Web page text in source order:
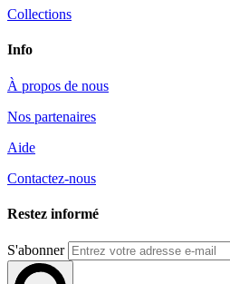
Collections
Info
À propos de nous
Nos partenaires
Aide
Contactez-nous
Restez informé
S'abonner